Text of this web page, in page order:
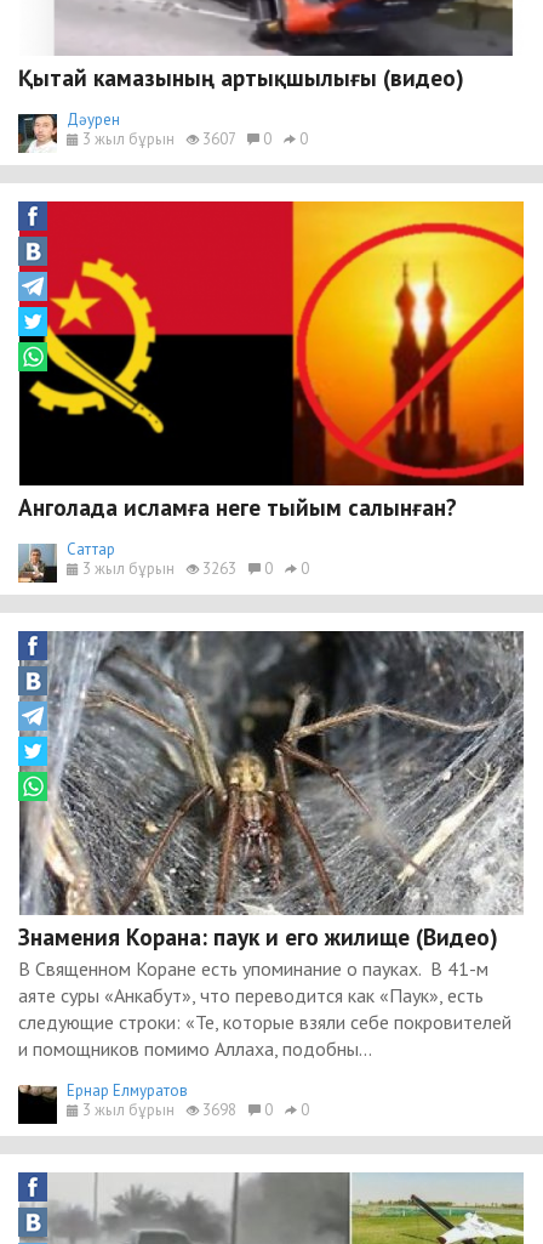
Қытай камазының артықшылығы (видео)
Дәурен
3 жыл бұрын
3607 0 0
Анголада исламға неге тыйым салынған?
Cаттар
3 жыл бұрын
3263 0 0
Знамения Корана: паук и его жилище (Видео)
В Священном Коране есть упоминание о пауках. В 41-м
аяте суры «Анкабут», что переводится как «Паук», есть
следующие строки: «Те, которые взяли себе покровителей
и помощников помимо Аллаха, подобны...
Ернар Елмуратов
3 жыл бұрын
3698 0 0